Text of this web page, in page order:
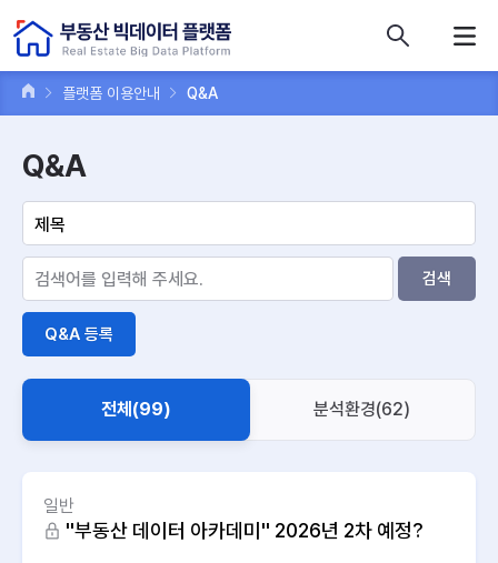
플랫폼 이용안내 Q&A
Q&A
검색
Q&A 등록
전체(99) 분석환경(62)
일반
''부동산 데이터 아카데미'' 2026년 2차 예정?